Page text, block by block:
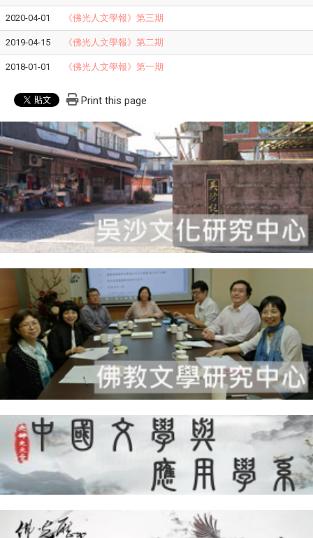
2020-04-01 《佛光人文學報》第三期
2019-04-15 《佛光人文學報》第二期
2018-01-01 《佛光人文學報》第一期
Print this page